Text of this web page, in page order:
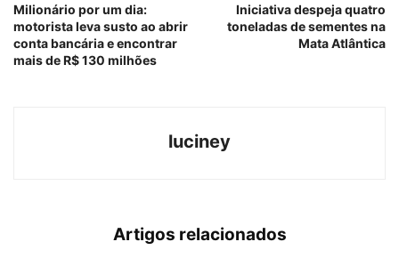
Milionário por um dia:
motorista leva susto ao abrir
conta bancária e encontrar
mais de R$ 130 milhões
Iniciativa despeja quatro
toneladas de sementes na
Mata Atlântica
luciney
Artigos relacionados